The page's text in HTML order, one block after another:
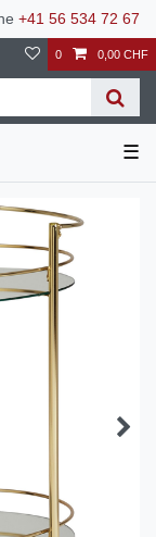
+41 56 534 72 67
0 0,00 CHF
☰